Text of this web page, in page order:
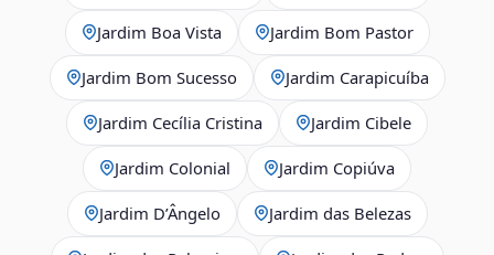
Jardim Boa Vista Jardim Bom Pastor
Jardim Bom Sucesso Jardim Carapicuíba
Jardim Cecília Cristina Jardim Cibele
Jardim Colonial Jardim Copiúva
Jardim D’Ângelo Jardim das Belezas